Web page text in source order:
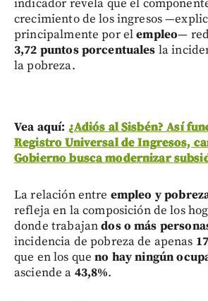
indicador revela que el
crecimiento de los ingresos
principalmente por elempleo—
3,72 puntos porcentuales la
la pobreza.
Vea aquí: ¿Adiós al Sisbén? Así
Registro Universal de Ingresos,
Gobierno busca modernizar
La relación entre empleo y
refleja en la composición de los
donde trabajandos o más
incidencia de pobreza de apenas
que en los queno hay ningún
asciende a 43,8%.